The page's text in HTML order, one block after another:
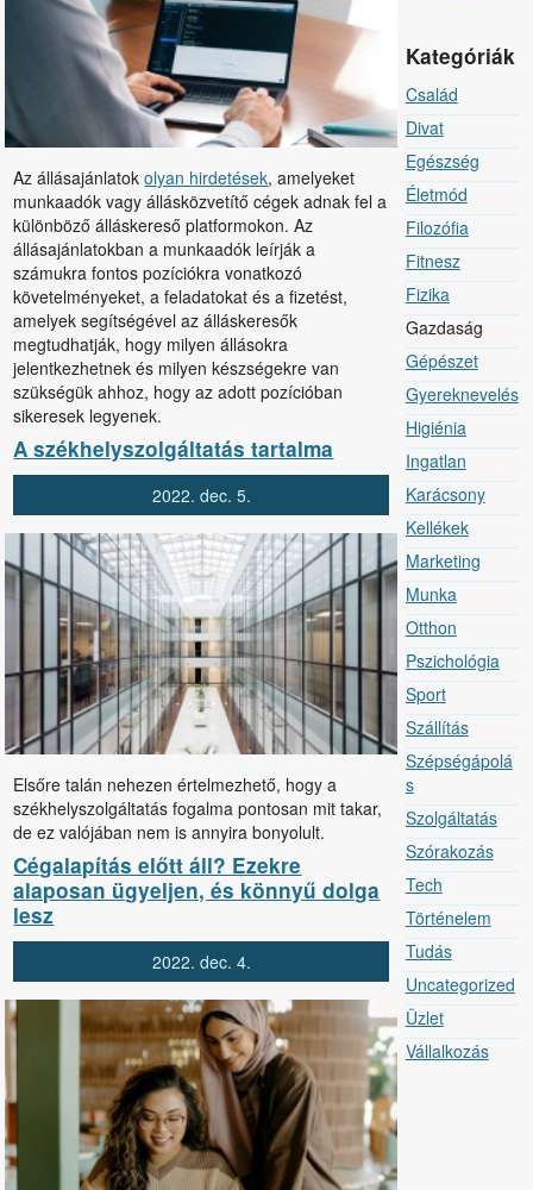
Az állásajánlatokolyan hirdetések, amelyeket
munkaadók vagy állásközvetítő cégek adnak fel a
különböző álláskereső platformokon. Az
állásajánlatokban a munkaadók leírják a
számukra fontos pozíciókra vonatkozó
követelményeket, a feladatokat és a fizetést,
amelyek segítségével az álláskeresők
megtudhatják, hogy milyen állásokra
jelentkezhetnek és milyen készségekre van
szükségük ahhoz, hogy az adott pozícióban
sikeresek legyenek.
A székhelyszolgáltatás tartalma
2022. dec. 5.
Elsőre talán nehezen értelmezhető, hogy a
székhelyszolgáltatás fogalma pontosan mit takar,
de ez valójában nem is annyira bonyolult.
Cégalapítás előtt áll? Ezekre
alaposan ügyeljen, és könnyű dolga
lesz
2022. dec. 4.
Kategóriák
Család
Divat
Egészség
Életmód
Filozófia
Fitnesz
Fizika
Jelenlegi
oldal
Gazdaság
Gépészet
Gyereknevelés
Higiénia
Ingatlan
Karácsony
Kellékek
Marketing
Munka
Otthon
Pszichológia
Sport
Szállítás
Szépségápolá
s
Szolgáltatás
Szórakozás
Tech
Történelem
Tudás
Uncategorized
Üzlet
Vállalkozás